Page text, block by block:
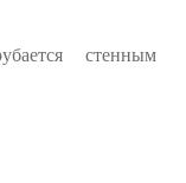
стенным